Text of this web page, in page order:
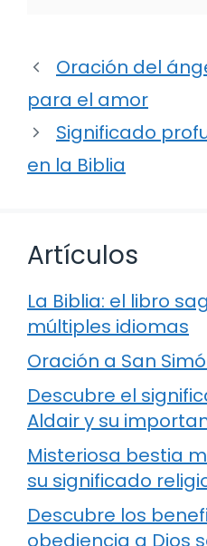
Oración del
para el amor
Significado
en la Biblia
Artículos
La Biblia: el libro
múltiples idiomas
Oración a San
Descubre el
Aldair y su
Misteriosa bestia
su significado
Descubre los
obediencia a Dios